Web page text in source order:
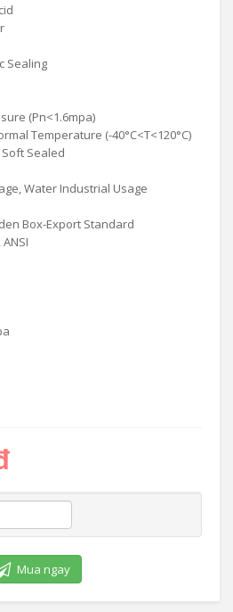
Sealing
(Pn<1.6mpa)
Temperature (-40°C<T<120°C)
Sealed
Water Industrial Usage
Box-Export Standard
Mua ngay